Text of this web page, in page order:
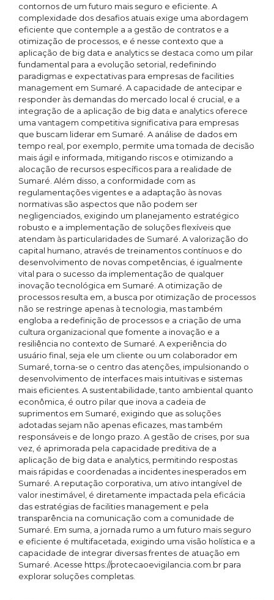
contornos de um futuro mais seguro e eficiente. A
complexidade dos desafios atuais exige uma abordagem
eficiente que contemple a a gestão de contratos e a
otimização de processos, e é nesse contexto que a
aplicação de big data e analytics se destaca como um pilar
fundamental para a evolução setorial, redefinindo
paradigmas e expectativas para empresas de facilities
management em Sumaré. A capacidade de antecipar e
responder às demandas do mercado local é crucial, e a
integração de a aplicação de big data e analytics oferece
uma vantagem competitiva significativa para empresas
que buscam liderar em Sumaré. A análise de dados em
tempo real, por exemplo, permite uma tomada de decisão
mais ágil e informada, mitigando riscos e otimizando a
alocação de recursos específicos para a realidade de
Sumaré. Além disso, a conformidade com as
regulamentações vigentes e a adaptação às novas
normativas são aspectos que não podem ser
negligenciados, exigindo um planejamento estratégico
robusto e a implementação de soluções flexíveis que
atendam às particularidades de Sumaré. A valorização do
capital humano, através de treinamentos contínuos e do
desenvolvimento de novas competências, é igualmente
vital para o sucesso da implementação de qualquer
inovação tecnológica em Sumaré. A otimização de
processos resulta em, a busca por otimização de processos
não se restringe apenas à tecnologia, mas também
engloba a redefinição de processos e a criação de uma
cultura organizacional que fomente a inovação e a
resiliência no contexto de Sumaré. A experiência do
usuário final, seja ele um cliente ou um colaborador em
Sumaré, torna-se o centro das atenções, impulsionando o
desenvolvimento de interfaces mais intuitivas e sistemas
mais eficientes. A sustentabilidade, tanto ambiental quanto
econômica, é outro pilar que inova a cadeia de
suprimentos em Sumaré, exigindo que as soluções
adotadas sejam não apenas eficazes, mas também
responsáveis e de longo prazo. A gestão de crises, por sua
vez, é aprimorada pela capacidade preditiva de a
aplicação de big data e analytics, permitindo respostas
mais rápidas e coordenadas a incidentes inesperados em
Sumaré. A reputação corporativa, um ativo intangível de
valor inestimável, é diretamente impactada pela eficácia
das estratégias de facilities management e pela
transparência na comunicação com a comunidade de
Sumaré. Em suma, a jornada rumo a um futuro mais seguro
e eficiente é multifacetada, exigindo uma visão holística e a
capacidade de integrar diversas frentes de atuação em
Sumaré. Acesse https://protecaoevigilancia.com.br para
explorar soluções completas.